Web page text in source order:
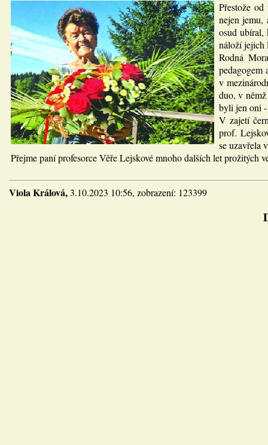
Přestože
nejen jemu,
osud ubíral,
náloží jejich
Rodná
pedagogem
v
duo, v
byli jen oni
V zajetí
prof.
se uzavřela
Přejme paní profesorce Věře Lejskové mnoho dalších let prožitých
Viola Králová,3.10.2023 10:56, zobrazení: 123399